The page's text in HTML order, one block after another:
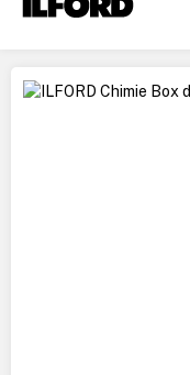
Ignorer la galerie